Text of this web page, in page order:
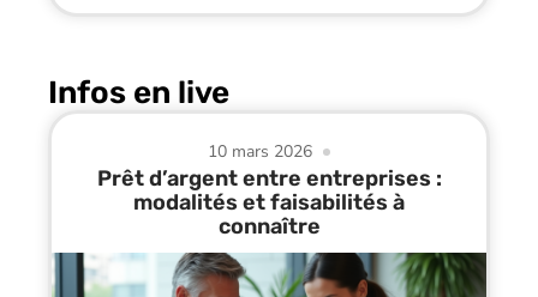
Infos en live
10 mars 2026
Prêt d’argent entre entreprises :
modalités et faisabilités à
connaître